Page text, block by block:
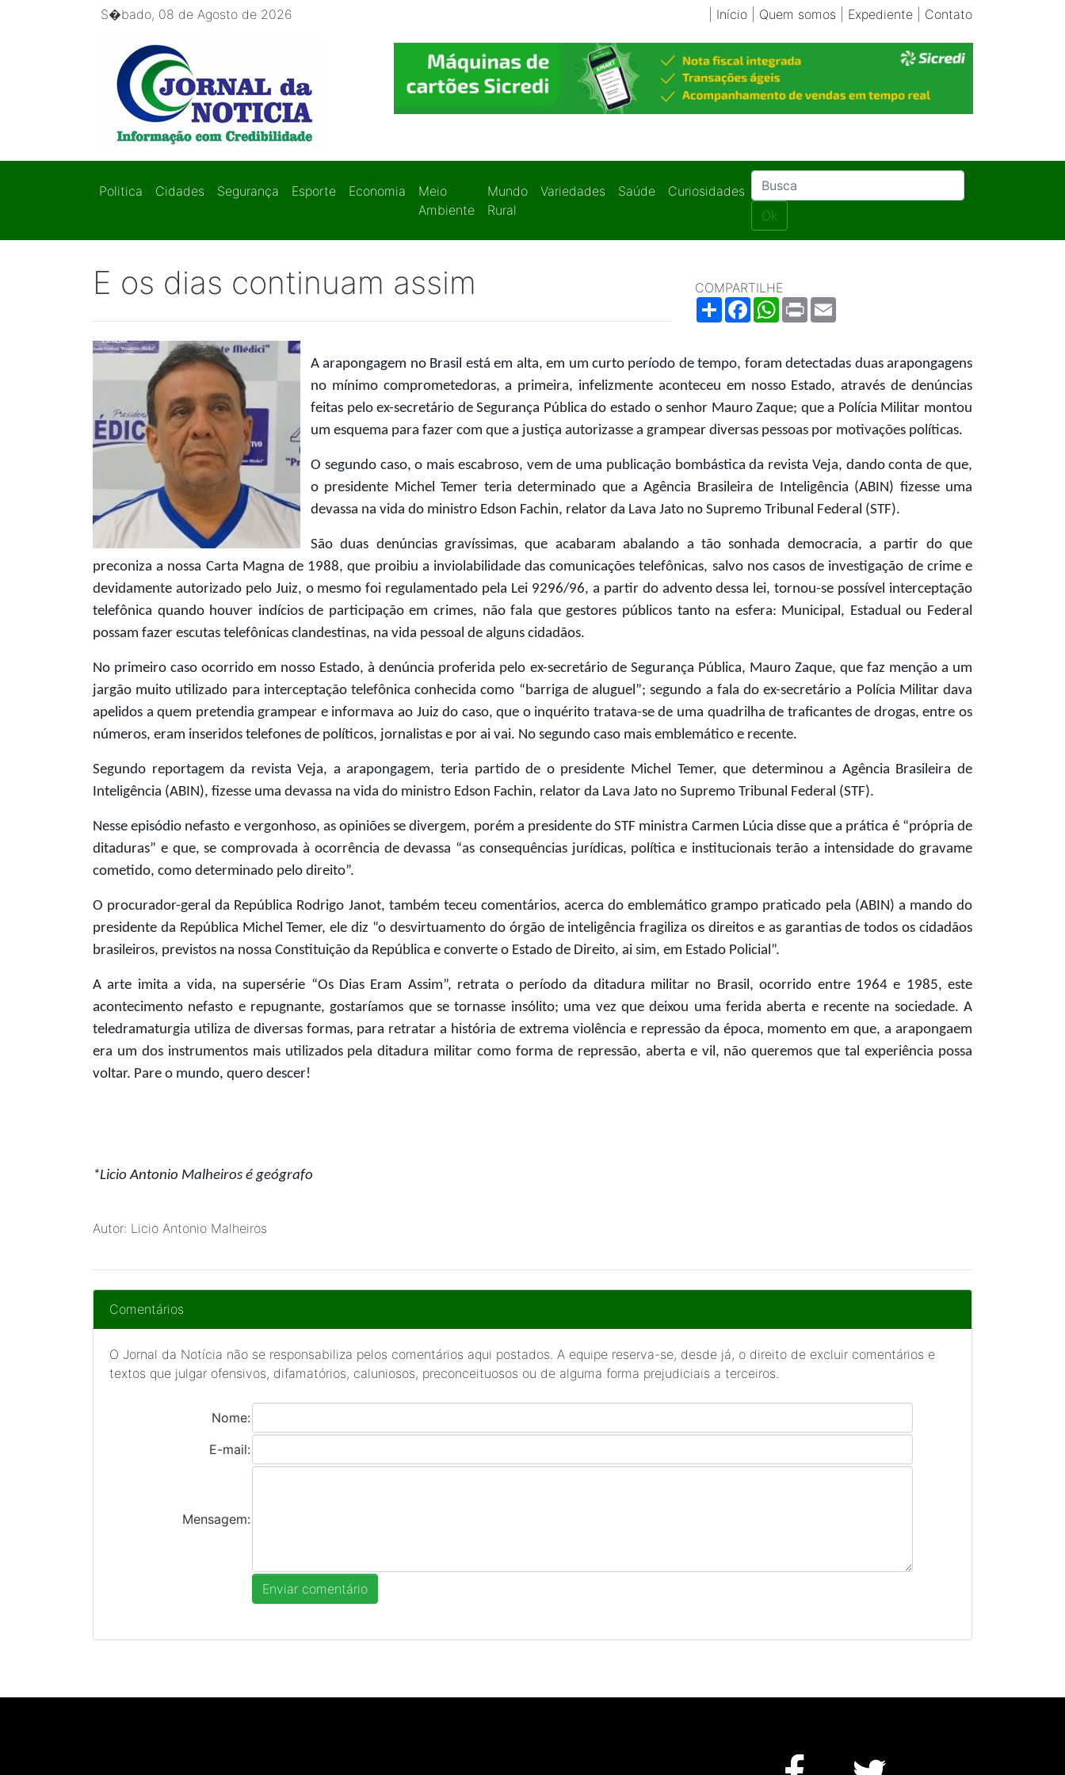
S�bado, 08 de Agosto de 2026 Início| Quem somos Expediente| Contato
Politica Cidades Segurança Esporte Economia
Meio
Ambiente
Mundo
Rural
Variedades Saúde
Curiosidades
Ok
E os dias continuam assim
COMPARTILHE
ShareFacebookWhatsApp
Print
A arapongagem no Brasil está em alta, em um curto período de tempo, foram detectadas duas arapongagens
no mínimo comprometedoras, a primeira, infelizmente aconteceu em nosso Estado, através de denúncias
feitas pelo ex-secretário de Segurança Pública do estado o senhor Mauro Zaque; que a Polícia Militar montou
um esquema para fazer com que a justiça autorizasse a grampear diversas pessoas por motivações políticas.
O segundo caso, o mais escabroso, vem de uma publicação bombástica da revista Veja, dando conta de que,
o presidente Michel Temer teria determinado que a Agência Brasileira de Inteligência (ABIN) fizesse uma
devassa na vida do ministro Edson Fachin, relator da Lava Jato no Supremo Tribunal Federal (STF).
São duas denúncias gravíssimas, que acabaram abalando a tão sonhada democracia, a partir do que
preconiza a nossa Carta Magna de 1988, que proibiu a inviolabilidade das comunicações telefônicas, salvo nos casos de investigação de crime e
devidamente autorizado pelo Juiz, o mesmo foi regulamentado pela Lei 9296/96, a partir do advento dessa lei, tornou-se possível interceptação
telefônica quando houver indícios de participação em crimes, não fala que gestores públicos tanto na esfera: Municipal, Estadual ou Federal
possam fazer escutas telefônicas clandestinas, na vida pessoal de alguns cidadãos.
No primeiro caso ocorrido em nosso Estado, à denúncia proferida pelo ex-secretário de Segurança Pública, Mauro Zaque, que faz menção a um
jargão muito utilizado para interceptação telefônica conhecida como “barriga de aluguel”; segundo a fala do ex-secretário a Polícia Militar dava
apelidos a quem pretendia grampear e informava ao Juiz do caso, que o inquérito tratava-se de uma quadrilha de traficantes de drogas, entre os
números, eram inseridos telefones de políticos, jornalistas e por ai vai. No segundo caso mais emblemático e recente.
Segundo reportagem da revista Veja, a arapongagem, teria partido de o presidente Michel Temer, que determinou a Agência Brasileira de
Inteligência (ABIN), fizesse uma devassa na vida do ministro Edson Fachin, relator da Lava Jato no Supremo Tribunal Federal (STF).
Nesse episódio nefasto e vergonhoso, as opiniões se divergem, porém a presidente do STF ministra Carmen Lúcia disse que a prática é “própria de
ditaduras” e que, se comprovada à ocorrência de devassa “as consequências jurídicas, política e institucionais terão a intensidade do gravame
cometido, como determinado pelo direito”.
O procurador-geral da República Rodrigo Janot, também teceu comentários, acerca do emblemático grampo praticado pela (ABIN) a mando do
presidente da República Michel Temer, ele diz “o desvirtuamento do órgão de inteligência fragiliza os direitos e as garantias de todos os cidadãos
brasileiros, previstos na nossa Constituição da República e converte o Estado de Direito, ai sim, em Estado Policial”.
A arte imita a vida, na supersérie “Os Dias Eram Assim”, retrata o período da ditadura militar no Brasil, ocorrido entre 1964 e 1985, este
acontecimento nefasto e repugnante, gostaríamos que se tornasse insólito; uma vez que deixou uma ferida aberta e recente na sociedade. A
teledramaturgia utiliza de diversas formas, para retratar a história de extrema violência e repressão da época, momento em que, a arapongaem
era um dos instrumentos mais utilizados pela ditadura militar como forma de repressão, aberta e vil, não queremos que tal experiência possa
voltar. Pare o mundo, quero descer!
*Licio Antonio Malheiros é geógrafo
Autor: Licio Antonio Malheiros
Comentários
O Jornal da Notícia não se responsabiliza pelos comentários aqui postados. A equipe reserva-se, desde já, o direito de excluir comentários e
textos que julgar ofensivos, difamatórios, caluniosos, preconceituosos ou de alguma forma prejudiciais a terceiros.
Nome:
E-mail:
Mensagem: